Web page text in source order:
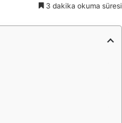
3 dakika okuma süresi